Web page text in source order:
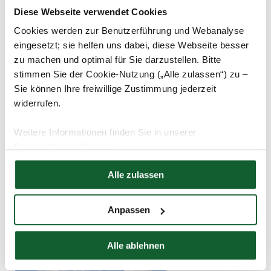
Diese Webseite verwendet Cookies
Cookies werden zur Benutzerführung und Webanalyse
eingesetzt; sie helfen uns dabei, diese Webseite besser
zu machen und optimal für Sie darzustellen. Bitte
stimmen Sie der Cookie-Nutzung („Alle zulassen“) zu –
Sie können Ihre freiwillige Zustimmung jederzeit
widerrufen.
Weitere Informationen finden Sie in unserer
Hier finden Sie unserImpressum
Alle zulassen
Anpassen
Alle ablehnen
Fahrrad oder Auto
Rente & Vorsorge
Besteuerung von Pensionen unbedenklich